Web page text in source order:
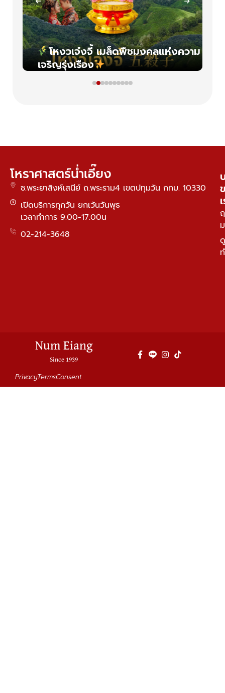
โหงวเจ๋งจี้ เมล็ดพืชมงคลแห่งความ
เจริญรุ่งเรือง
โหราศาสตร์น่ำเอี๊ยง
ซ.พระยาสิงห์เสนีย์ ถ.พระราม4 เขตปทุมวัน กทม. 10330
เปิดบริการทุกวัน ยกเว้นวันพุธ
เวลาทำการ 9.00-17.00น
02-214-3648
Num Eiang
Since 1939
PrivacyTermsConsent